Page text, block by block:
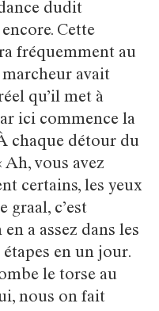
dudit
Cette
fréquemment au
avait
qu’il met à
ici commence la
chaque détour du
Ah, vous avez
certains, les yeux
graal, c’est
a assez dans les
en un jour.
le torse au
nous on fait